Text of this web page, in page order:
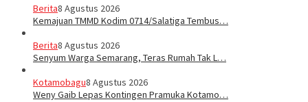
Berita8 Agustus 2026
Kemajuan TMMD Kodim 0714/Salatiga Tembus…
Berita8 Agustus 2026
Senyum Warga Semarang, Teras Rumah Tak L…
Kotamobagu8 Agustus 2026
Weny Gaib Lepas Kontingen Pramuka Kotamo…